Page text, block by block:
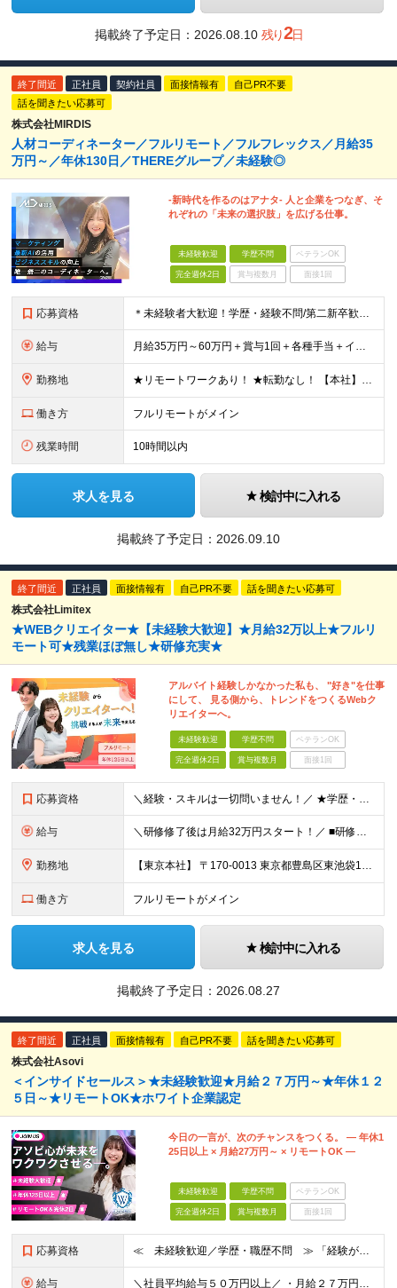
掲載終了予定日： 2026.08.10 残り2日
終了間近 正社員 契約社員 面接情報有
自己PR不要
話を聞きたい応募可
株式会社MIRDIS
人材コーディネーター／フルリモート／フルフレックス／月給35
万円～／年休130日／THEREグループ／未経験◎
-新時代を作るのはアナタ- 人と企業をつなぎ、そ
れぞれの「未来の選択肢」を広げる仕事。
未経験歓迎 学歴不問 ベテランOK
完全週休2日 賞与複数月 面接1回
応募資格 ＊未経験者大歓迎！学歴・経験不問/第二新卒歓迎/WEB面接可能＊ ▼未経験歓迎＆完全ポテンシャル採用！▼ 経験は一切不問！ 面接では「あなたの想い」を教えてください◎ ▼こんな方を歓迎します！▼
給与 月給35万円～60万円＋賞与1回＋各種手当＋インセンティブ ★Point：経験者の方は100％年収UPでの待遇提示も可能！ 【インセンティブについて】 プロジェクト報酬：PJ単価に応じて支給 ※
勤務地 ★リモートワークあり！ ★転勤なし！ 【本社】東京都港区虎ノ門1-16-16 虎ノ門一丁目MGビル ∟虎ノ門駅から徒歩3分のピカピカのオフィス ※その他、1都3県を中心としたプロジェクト先 ※親会
働き方 フルリモートがメイン
残業時間 10時間以内
求人を見る 検討中に入れる
掲載終了予定日： 2026.09.10
終了間近 正社員 面接情報有 自己PR不要 話を聞きたい応募可
株式会社Limitex
★WEBクリエイター★【未経験大歓迎】★月給32万以上★フルリ
モート可★残業ほぼ無し★研修充実★
アルバイト経験しかなかった私も、 "好き"を仕事
にして、 見る側から、トレンドをつくるWebク
リエイターへ。
未経験歓迎 学歴不問 ベテランOK
完全週休2日 賞与複数月 面接1回
応募資格 ＼経験・スキルは一切問いません！／ ★学歴・職歴不問 ★未経験・第二新卒歓迎！ ★正社員デビューも応援します！
給与 ＼研修修了後は月給32万円スタート！／ ■研修修了後 月給32万円＋賞与＋インセンティブ賞与 ※残業代は別途支給 ▽研修期間（6カ月）▽ 【経験者】 （営業・接客・マーケティングなどの経験をお持
勤務地 【東京本社】 〒170-0013 東京都豊島区東池袋1-17-11 パークハイツ池袋
働き方 フルリモートがメイン
求人を見る 検討中に入れる
掲載終了予定日： 2026.08.27
終了間近 正社員 面接情報有 自己PR不要 話を聞きたい応募可
株式会社Asovi
＜インサイドセールス＞★未経験歓迎★月給２７万円～★年休１２
５日～★リモートOK★ホワイト企業認定
今日の一言が、次のチャンスをつくる。 ― 年休1
25日以上 × 月給27万円～ × リモートOK ―
未経験歓迎 学歴不問 ベテランOK
完全週休2日 賞与複数月 面接1回
応募資格 ≪ 未経験歓迎／学歴・職歴不問 ≫ 「経験がなくて不安…」 そんな方も、Asoviなら大歓迎です！ Asoviでは、“これまで”よりも“これから”を重視。 未経験でも基礎から学べる研修と、先輩の丁寧
給与 ＼社員平均給与５０万円以上／ ・月給２７万円～４０万円以上＋諸手当＋インセンティブ ※超過分は別途全額支給します。 【 入社時の想定年収 】 ・年収４５０万円 ＜インセンティブ制度について＞ 社員